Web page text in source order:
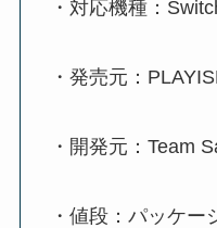
・対応機種：
・発売元：
・開発元：Team
・値段：パッケ